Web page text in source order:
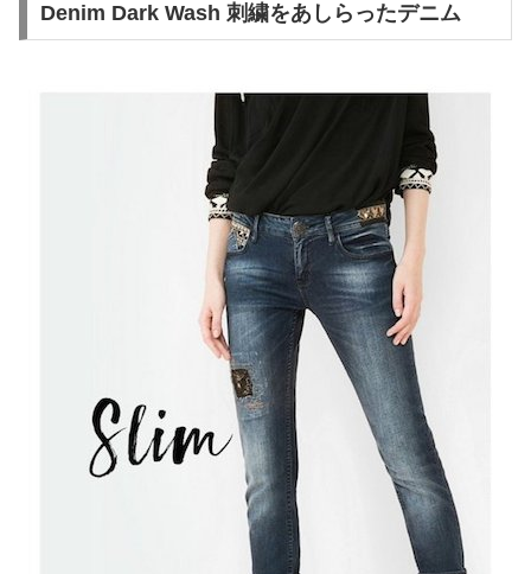
Denim Dark Wash 刺繍をあしらったデニム